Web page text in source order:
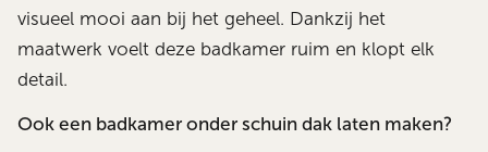
visueel mooi aan bij het geheel. Dankzij het
maatwerk voelt deze badkamer ruim en klopt elk
detail.
Ook een badkamer onder schuin dak laten maken?